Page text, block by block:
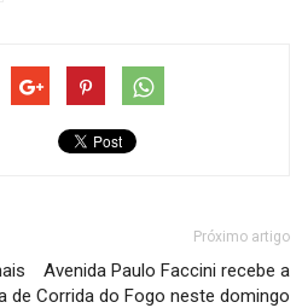
de
Próximo artigo
Avenida Paulo Faccini recebe a
Corrida do Fogo neste domingo